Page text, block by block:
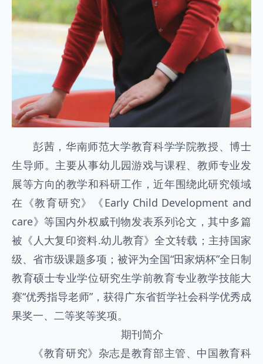
彭茜，华南师范大学教育科学学院教授、博士
生导师。主要从事幼儿园游戏与课程、教师专业发
展等方向的教学和科研工作，近年围绕此研究领域
在《教育研究》《Early Child Development and
care》等国内外权威刊物发表系列论文，其中多篇
被《人大复印资料.幼儿教育》全文转载；主持国家
级、省市级课题多项；被评为全国“田家炳杯”全日制
教育硕士专业学位研究生学前教育专业教学技能大
赛“优秀指导老师”，获得广东省哲学社会科学优秀成
果奖一、二等奖等奖项。
期刊简介
《教育研究》杂志是教育部主管、中国教育科